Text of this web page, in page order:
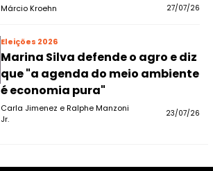
Márcio Kroehn 27/07/26
Eleições 2026
Marina Silva defende o agro e diz
que "a agenda do meio ambiente
é economia pura"
Carla Jimenez e Ralphe Manzoni
Jr.
23/07/26